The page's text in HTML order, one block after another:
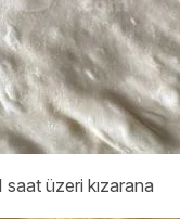
saat üzeri kızarana